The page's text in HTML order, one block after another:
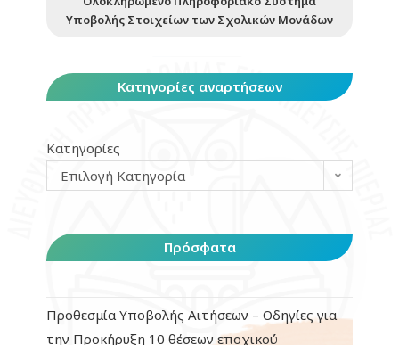
Υποβολής Στοιχείων των Σχολικών Μονάδων
Κατηγορίες αναρτήσεων
Κατηγορίες
Επιλογή Κατηγορία
Πρόσφατα
Προθεσμία Υποβολής Αιτήσεων – Οδηγίες για
την Προκήρυξη 10 θέσεων εποχικού